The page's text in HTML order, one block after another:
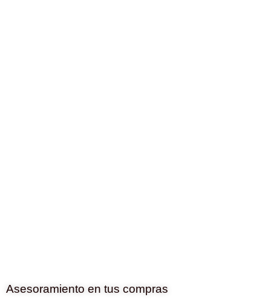
Asesoramiento en tus compras